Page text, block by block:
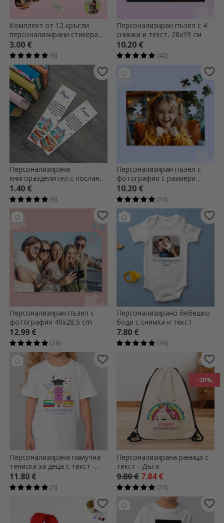
Комплект от 12 кръгли
персонализирани стикера
(самозалепващи се етикети)
с фотографии
3.00 €
(6)
Персонализиран пъзел с 4
снимки и текст, 28x19 см
10.20 €
(42)
Персонализирана
книгоразделител с послание
- Магичният свят на
историите
1.40 €
(6)
Персонализиран пъзел с
фотография с размери
28x19 cm
10.20 €
(34)
Персонализиран пъзел с
фотография 40x28,5 cm
12.99 €
(28)
Персонализирано бебешко
боди с снимка и текст
7.80 €
(39)
Персонализирана памучна
тениска за деца с текст -
Graduate pencil
11.80 €
(5)
-20%
Персонализирана раница с
текст - Дъга
9.80 € 7.84 €
(24)